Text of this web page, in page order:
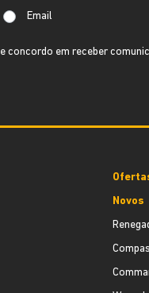
Email
e concordo em receber
Novos